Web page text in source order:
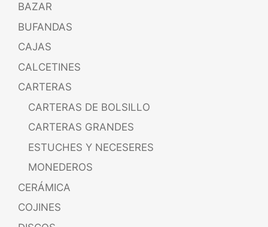
BAZAR
BUFANDAS
CAJAS
CALCETINES
CARTERAS
CARTERAS DE BOLSILLO
CARTERAS GRANDES
ESTUCHES Y NECESERES
MONEDEROS
CERÁMICA
COJINES